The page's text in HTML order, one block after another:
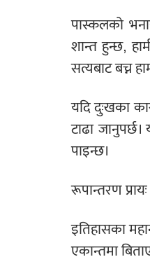
पास्कलको
शान्त हुन्छ,
सत्यबाट बच्न
यदि दुःखका
टाढा
पाइन्छ।
रूपान्तरण
इतिहासका
एकान्तमा